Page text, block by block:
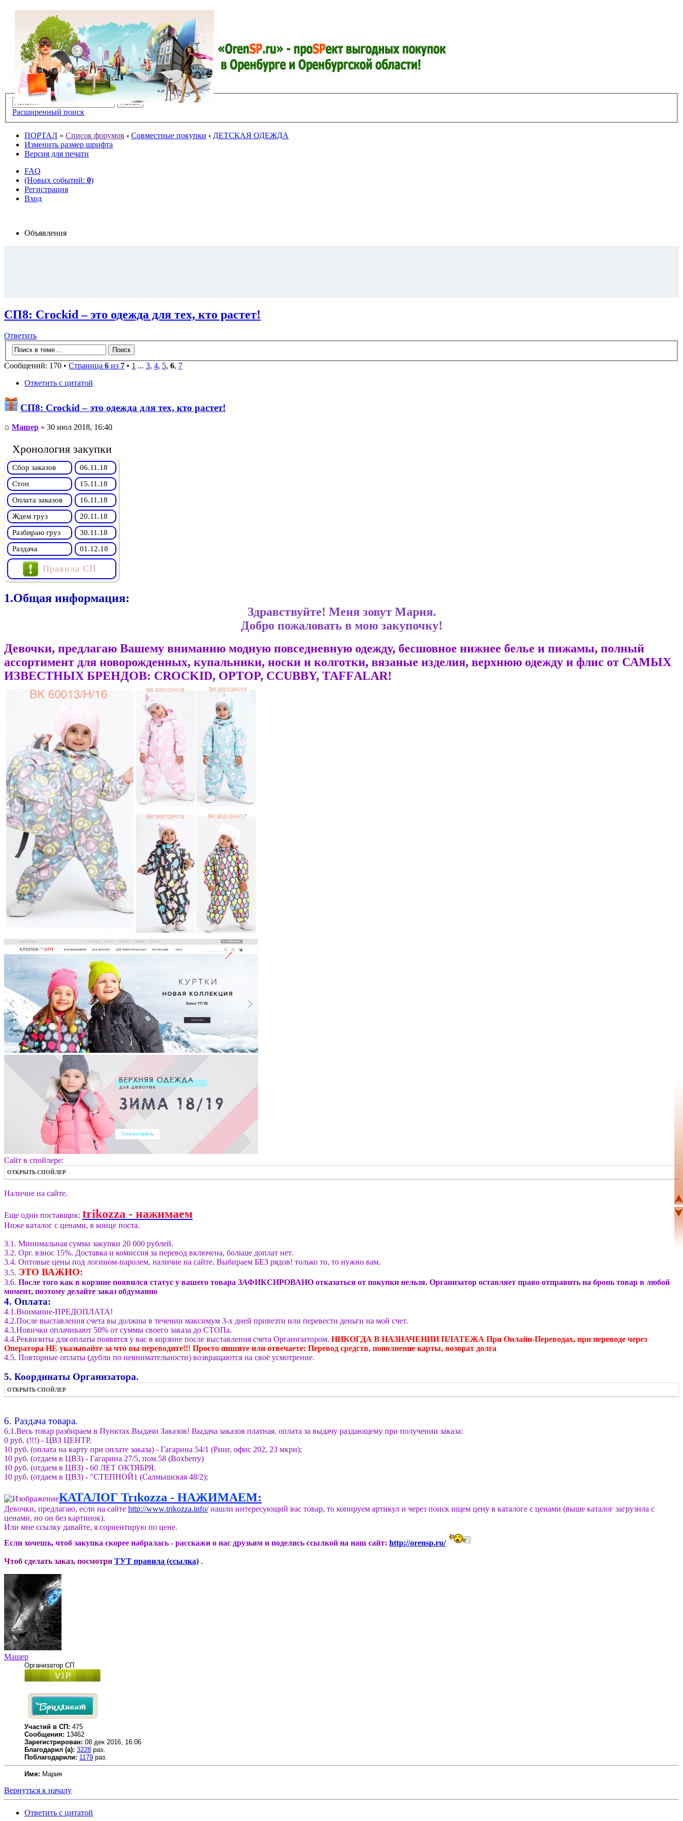
Расширенный поиск
ПОРТАЛ » Список форумов ‹ Совместные покупки ‹ ДЕТСКАЯ ОДЕЖДА
Изменить размер шрифта
Версия для печати
FAQ
(Новых событий: 0)
Регистрация
Вход
Объявления
СП8: Сrосkid – это одежда для тех, кто растет!
Ответить
Сообщений: 170 • Страница 6 из 7 • 1 ... 3, 4, 5, 6, 7
Ответить с цитатой
СП8: Сrосkid – это одежда для тех, кто растет!
Машер » 30 июл 2018, 16:40
Хронология закупки
Сбор заказов
06.11.18
Стоп
15.11.18
Оплата заказов
16.11.18
Ждем груз
20.11.18
Разбираю груз
30.11.18
Раздача
01.12.18
Правила СП
1.Общая информация:
Здравствуйте! Меня зовут Мария.
Добро пожаловать в мою закупочку!
Девочки, предлагаю Вашему вниманию модную повседневную одежду, бесшовное нижнее белье и пижамы, полный
ассортимент для новорожденных, купальники, носки и колготки, вязаные изделия, верхнюю одежду и флис от САМЫХ
ИЗВЕСТНЫХ БРЕНДОВ: СRОСKID, ОPTОP, ССUВBY, ТАFFАLАR!
Сайт в спойлере:
ОТКРЫТЬ СПОЙЛЕР
Наличие на сайте.
Еще один поставщик: trikozza - нажимаем
Ниже каталог с ценами, в конце поста.
3.1. Минимальная сумма закупки 20 000 рублей.
3.2. Орг. взнос 15%. Доставка и комиссия за перевод включена, больше доплат нет.
3.4. Оптовые цены под логином-паролем, наличие на сайте. Выбираем БЕЗ рядов! только то, то нужно вам.
3.5. ЭТО ВАЖНО:
3.6. После того как в корзине появился статус у вашего товара ЗАФИКСИРОВАНО отказаться от покупки нельзя. Организатор оставляет право отправить на бронь товар в любой
момент, поэтому делайте заказ обдуманно
4. Оплата:
4.1.Внимание-ПРЕДОПЛАТА!
4.2.После выставления счета вы должны в течении максимум 3-х дней привезти или перевести деньги на мой счет.
4.3.Новички оплачивают 50% от суммы своего заказа до СТОПа.
4.4.Реквизиты для оплаты появятся у вас в корзине после выставления счета Организатором. НИКОГДА В НАЗНАЧЕНИИ ПЛАТЕЖА При Онлайн-Переводах, при переводе через
Оператора НЕ указывайте за что вы переводите!!! Просто пишите или отвечаете: Перевод средств, пополнение карты, возврат долга
4.5. Повторные оплаты (дубли по невнимательности) возвращаются на своё усмотрение.
5. Координаты Организатора.
ОТКРЫТЬ СПОЙЛЕР
6. Раздача товара.
6.1.Весь товар разбираем в Пунктах Выдачи Заказов! Выдача заказов платная. оплата за выдачу раздающему при получении заказа:
0 руб. (!!!) - ЦВЗ ЦЕНТР.
10 руб. (оплата на карту при оплате заказа) - Гагарина 54/1 (Ринг, офис 202, 23 мкрн);
10 руб. (отдаем в ЦВЗ) - Гагарина 27/5, пом.58 (Boxberry)
10 руб. (отдаем в ЦВЗ) - 60 ЛЕТ ОКТЯБРЯ.
10 руб. (отдаем в ЦВЗ) - "СТЕПНОЙ1 (Салмышская 48/2);
КАТАЛОГ Trıkozza - НАЖИМАЕМ:
Девочки, предлагаю, если на сайте http://www.trikozza.info/нашли интересующий вас товар, то копируем артикул и через поиск ищем цену в каталоге с ценами (выше каталог загрузила с
ценами, но он без картинок).
Или мне ссылку давайте, я сориентирую по цене.
Если хочешь, чтоб закупка скорее набралась - расскажи о нас друзьям и поделись ссылкой на наш сайт: http://orensp.ru/
Чтоб сделать заказ, посмотри ТУТ правила (ссылка) .
Машер
Организатор СП
Участий в СП: 475
Сообщения: 13462
Зарегистрирован: 08 дек 2016, 16:06
Благодарил (а): 3228 раз.
Поблагодарили: 1179 раз.
Имя: Мария
Вернуться к началу
Ответить с цитатой